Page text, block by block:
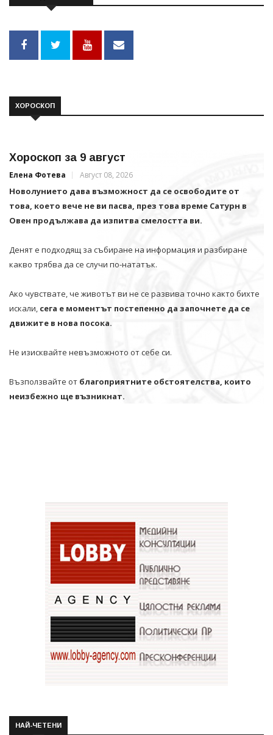
ХОРОСКОП
Хороскоп за 9 август
Елена Фотева Август 08, 2026
Новолунието дава възможност да се освободите от
това, което вече не ви пасва, през това време Сатурн в
Овен продължава да изпитва смелостта ви.
Денят е подходящ за събиране на информация и разбиране
какво трябва да се случи по-нататък.
Ако чувствате, че животът ви не се развива точно както бихте
искали, сега е моментът постепенно да започнете да се
движите в нова посока.
Не изисквайте невъзможното от себе си.
Възползвайте от благоприятните обстоятелства, които
неизбежно ще възникнат.
НАЙ-ЧЕТЕНИ